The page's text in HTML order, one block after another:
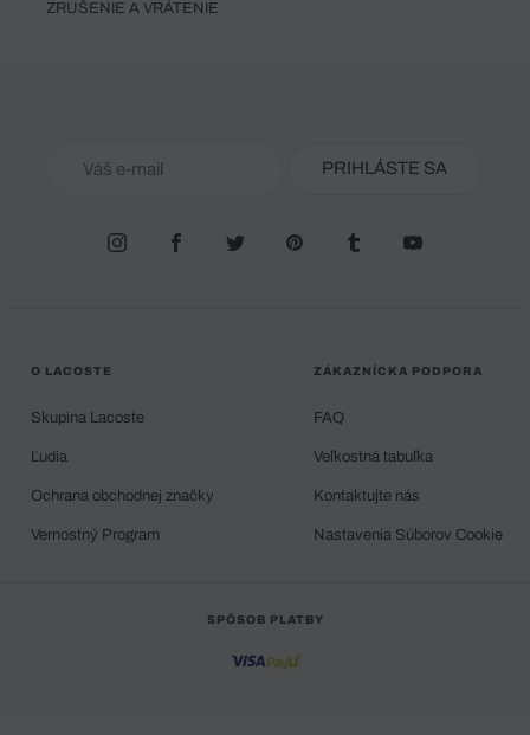
ZRUŠENIE A VRÁTENIE
PRIHLÁSTE SA
O LACOSTE
Skupina Lacoste
Ľudia
Ochrana obchodnej značky
Vernostný Program
ZÁKAZNÍCKA PODPORA
FAQ
Veľkostná tabuľka
Kontaktujte nás
Nastavenia Súborov Cookie
SPÔSOB PLATBY